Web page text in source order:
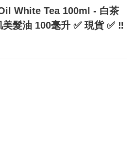
White Tea 100ml - 白茶
髮油 100毫升 ✅ 現貨 ✅ ‼️